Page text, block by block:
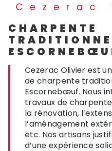
Cezerac
CHARPENTE
Cezerac Olivier est
de charpente
Escornebœuf. Nous
travaux de
la rénovation,
l’aménagement
etc. Nos artisans
d’une expérience